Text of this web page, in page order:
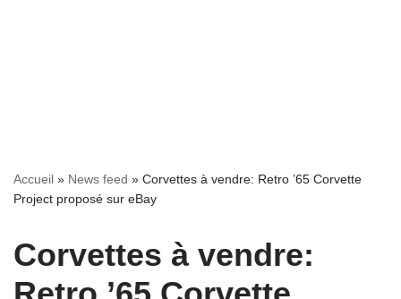
Accueil » News feed » Corvettes à vendre: Retro ’65 Corvette
Project proposé sur eBay
Corvettes à vendre: